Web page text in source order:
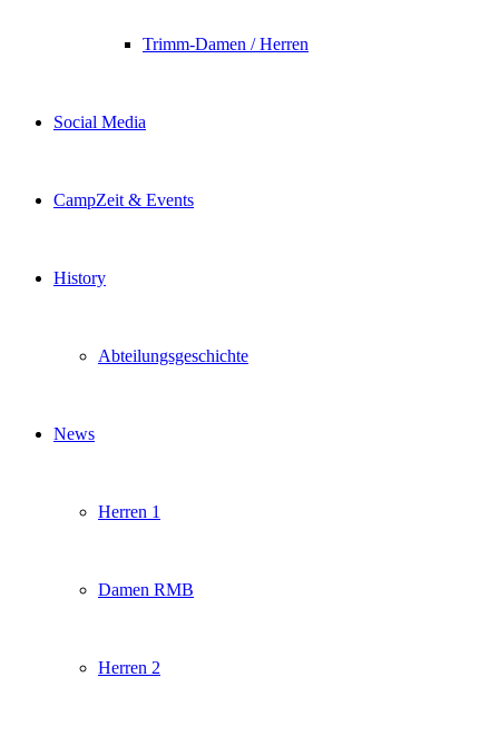
Trimm-Damen / Herren
Social Media
CampZeit & Events
History
Abteilungsgeschichte
News
Herren 1
Damen RMB
Herren 2